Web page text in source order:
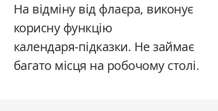
На відміну від флаєра, виконує
корисну функцію
календаря-підказки. Не займає
багато місця на робочому столі.